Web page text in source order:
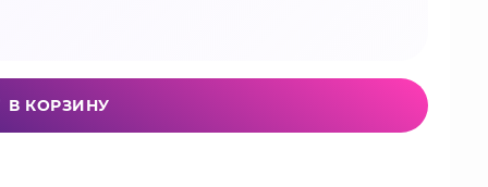
В КОРЗИНУ